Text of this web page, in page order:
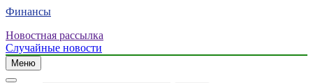
Финансы
Новостная рассылка
Случайные новости
Меню